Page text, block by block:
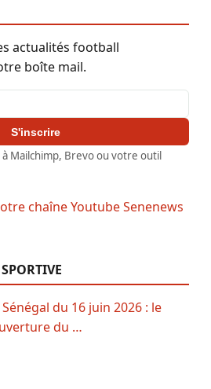
actualités football
boîte mail.
S'inscrire
Mailchimp, Brevo ou votre outil
Sénégal du 16 juin 2026 : le
du …